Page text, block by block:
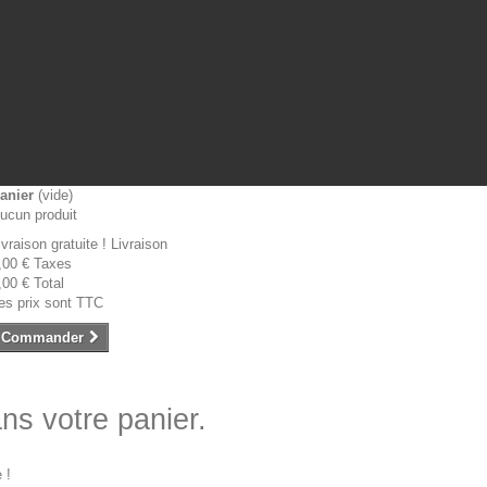
(vide)
produit
gratuite ! Livraison
€ Taxes
€ Total
prix sont TTC
Commander
votre panier.
!